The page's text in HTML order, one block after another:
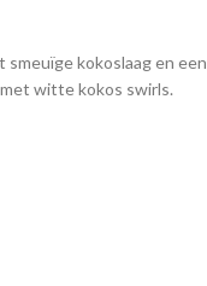
smeuïge kokoslaag en een
witte kokos swirls.